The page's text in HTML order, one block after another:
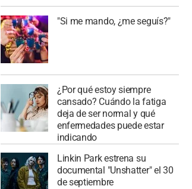
"Si me mando, ¿me seguís?"
¿Por qué estoy siempre
cansado? Cuándo la fatiga
deja de ser normal y qué
enfermedades puede estar
indicando
Linkin Park estrena su
documental "Unshatter" el 30
de septiembre